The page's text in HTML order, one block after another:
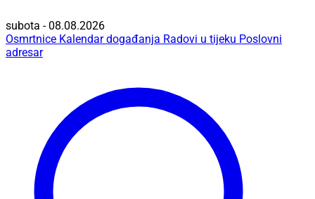
subota - 08.08.2026
Osmrtnice Kalendar događanja Radovi u tijeku Poslovni
adresar